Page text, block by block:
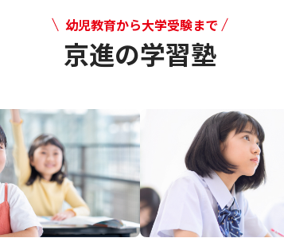
幼児教育から大学受験まで
京進の学習塾